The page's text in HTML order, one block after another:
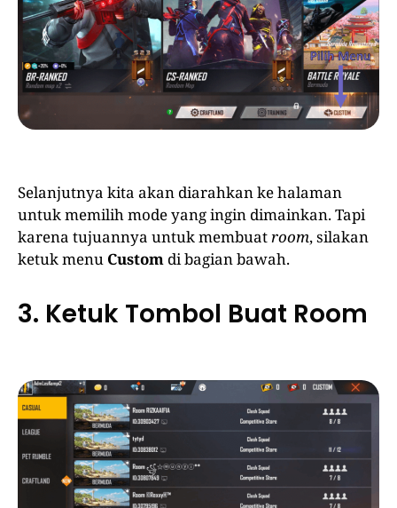
Selanjutnya kita akan diarahkan ke halaman
untuk memilih mode yang ingin dimainkan. Tapi
karena tujuannya untuk membuatroom, silakan
ketuk menu Custom di bagian bawah.
3. Ketuk Tombol Buat Room